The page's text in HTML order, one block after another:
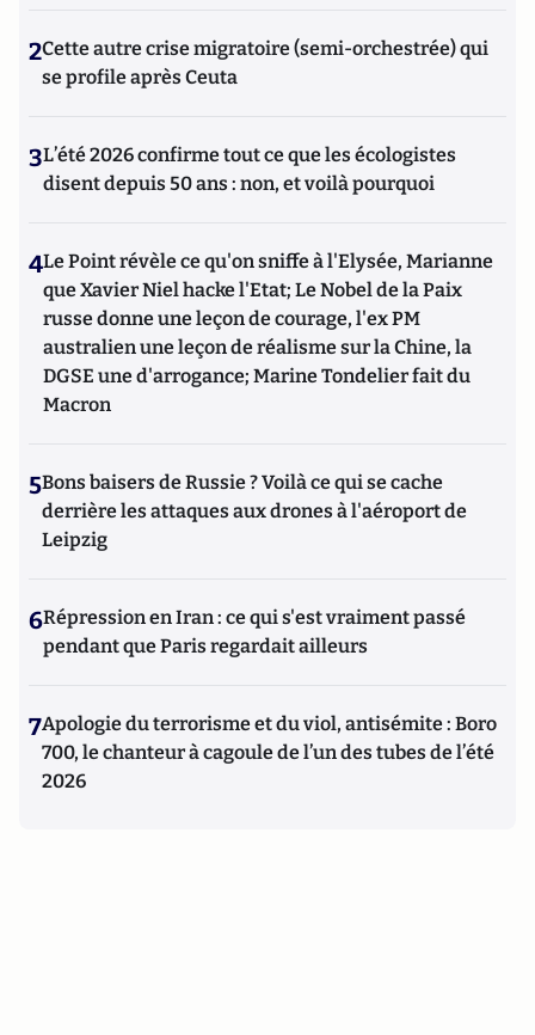
2Cette autre crise migratoire (semi-orchestrée) qui
se profile après Ceuta
3L’été 2026 confirme tout ce que les écologistes
disent depuis 50 ans : non, et voilà pourquoi
4Le Point révèle ce qu'on sniffe à l'Elysée, Marianne
que Xavier Niel hacke l'Etat; Le Nobel de la Paix
russe donne une leçon de courage, l'ex PM
australien une leçon de réalisme sur la Chine, la
DGSE une d'arrogance; Marine Tondelier fait du
Macron
5Bons baisers de Russie ? Voilà ce qui se cache
derrière les attaques aux drones à l'aéroport de
Leipzig
6Répression en Iran : ce qui s'est vraiment passé
pendant que Paris regardait ailleurs
7Apologie du terrorisme et du viol, antisémite : Boro
700, le chanteur à cagoule de l’un des tubes de l’été
2026